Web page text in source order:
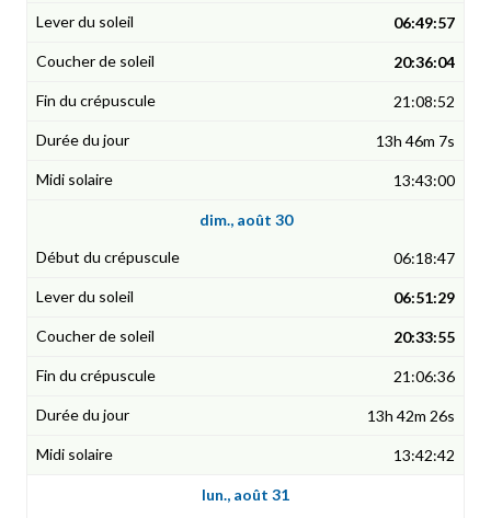
06:49:57
20:36:04
21:08:52
13h 46m 7s
13:43:00
dim., août 30
06:18:47
06:51:29
20:33:55
21:06:36
13h 42m 26s
13:42:42
lun., août 31